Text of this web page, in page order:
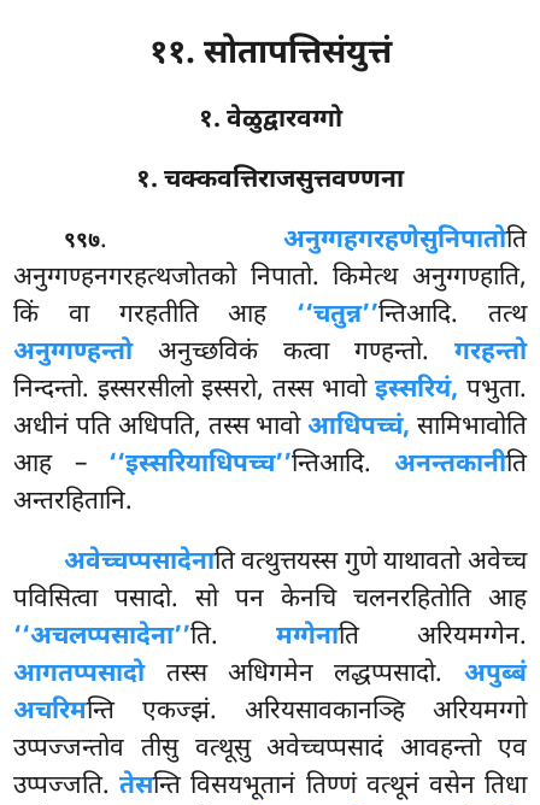
११. सोतापत्तिसंयुत्तं
१. वेळुद्वारवग्गो
१. चक्कवत्तिराजसुत्तवण्णना
९९७. अनुग्गहगरहणेसुनिपातोति
अनुग्गण्हनगरहत्थजोतको निपातो. किमेत्थ अनुग्गण्हाति,
किं वा गरहतीति आह ‘‘चतुन्न’’न्तिआदि. तत्थ
अनुग्गण्हन्तोअनुच्छविकं कत्वा गण्हन्तो. गरहन्तो
निन्दन्तो. इस्सरसीलो इस्सरो, तस्स भावो इस्सरियं, पभुता.
अधीनं पति अधिपति, तस्स भावोआधिपच्चं, सामिभावोति
आह – ‘‘इस्सरियाधिपच्च’’न्तिआदि. अनन्तकानीति
अन्तरहितानि.
अवेच्चप्पसादेनाति वत्थुत्तयस्स गुणे याथावतो अवेच्च
पविसित्वा पसादो. सो पन केनचि चलनरहितोति आह
‘‘अचलप्पसादेना’’ति. मग्गेनाति अरियमग्गेन.
आगतप्पसादोतस्स अधिगमेन लद्धप्पसादो. अपुब्बं
अचरिमन्ति एकज्झं. अरियसावकानञ्हि अरियमग्गो
उप्पज्जन्तोव तीसु वत्थूसु अवेच्चप्पसादं आवहन्तो एव
उप्पज्जति.तेसन्ति विसयभूतानं तिण्णं वत्थूनं वसेन तिधा